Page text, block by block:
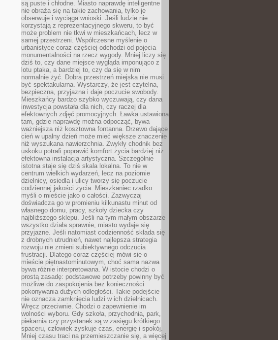
są puste i chłodne. Miasto naprawdę inteligentne
nie obraża się na takie zachowania, tylko je
obserwuje i wyciąga wnioski. Jeśli ludzie nie
korzystają z reprezentacyjnego skweru, to być
może problem nie tkwi w mieszkańcach, lecz w
samej przestrzeni. Współczesne myślenie o
urbanistyce coraz częściej odchodzi od pojęcia
monumentalności na rzecz wygody. Mniej liczy się
dziś to, czy dane miejsce wygląda imponująco z
lotu ptaka, a bardziej to, czy da się w nim
normalnie żyć. Dobra przestrzeń miejska nie musi
być spektakularna. Wystarczy, że jest czytelna,
bezpieczna, przyjazna i daje poczucie swobody.
Mieszkańcy bardzo szybko wyczuwają, czy dana
inwestycja powstała dla nich, czy raczej dla
efektownych zdjęć promocyjnych. Ławka ustawiona
tam, gdzie naprawdę można odpocząć, bywa
ważniejsza niż kosztowna fontanna. Drzewo dające
cień w upalny dzień może mieć większe znaczenie
niż wyszukana nawierzchnia. Zwykły chodnik bez
uskoku potrafi poprawić komfort życia bardziej niż
efektowna instalacja artystyczna. Szczególnie
istotna staje się dziś skala lokalna. To nie w
centrum wielkich wydarzeń, lecz na poziomie
dzielnicy, osiedla i ulicy tworzy się poczucie
codziennej jakości życia. Mieszkaniec rzadko
myśli o mieście jako o całości. Zazwyczaj
doświadcza go w promieniu kilkunastu minut od
własnego domu, pracy, szkoły dziecka czy
najbliższego sklepu. Jeśli na tym małym obszarze
wszystko działa sprawnie, miasto wydaje się
przyjazne. Jeśli natomiast codzienność składa się
z drobnych utrudnień, nawet najlepsza strategia
rozwoju nie zmieni subiektywnego odczucia
frustracji. Dlatego coraz częściej mówi się o
mieście piętnastominutowym, choć sama nazwa
bywa różnie interpretowana. W istocie chodzi o
prostą zasadę: podstawowe potrzeby powinny być
możliwe do zaspokojenia bez konieczności
pokonywania dużych odległości. Takie podejście
nie oznacza zamknięcia ludzi w ich dzielnicach.
Wręcz przeciwnie. Chodzi o zapewnienie im
wolności wyboru. Gdy szkoła, przychodnia, park,
piekarnia czy przystanek są w zasięgu krótkiego
spaceru, człowiek zyskuje czas, energię i spokój.
Mniej czasu traci na przemieszczanie się, a więcej